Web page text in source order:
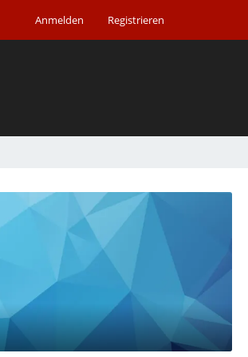
Anmelden Registrieren